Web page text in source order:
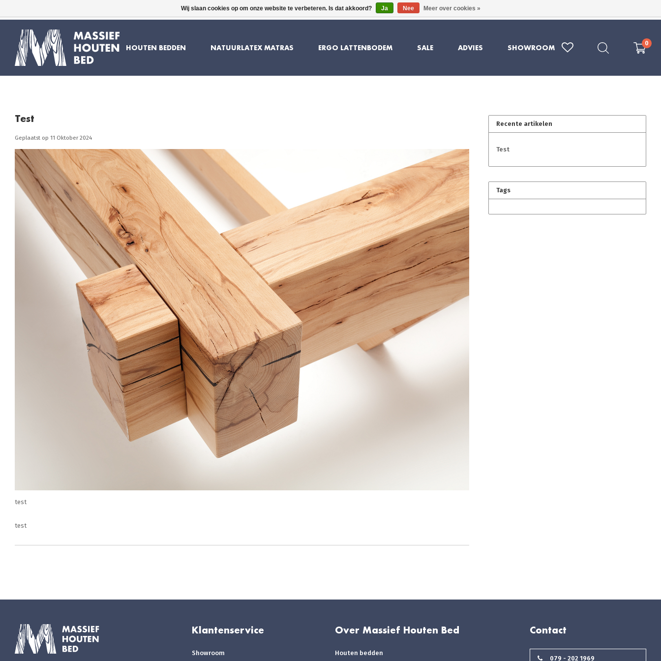
GRATIS BEZORGD 10 JAAR GARANTIE SUPERIEURE KWALITEIT UIT DUITSLAND
HOUTEN BEDDEN NATUURLATEX MATRAS ERGO LATTENBODEM SALE ADVIES SHOWROOM
0
Test
Geplaatst op 11 Oktober 2024
test
test
Recente artikelen
Test
Tags
Klantenservice
Showroom
Over Massief Houten Bed
Houten bedden
Contact
079 - 202 1969
Wij slaan cookies op om onze website te verbeteren. Is dat akkoord? Ja Nee Meer over cookies »